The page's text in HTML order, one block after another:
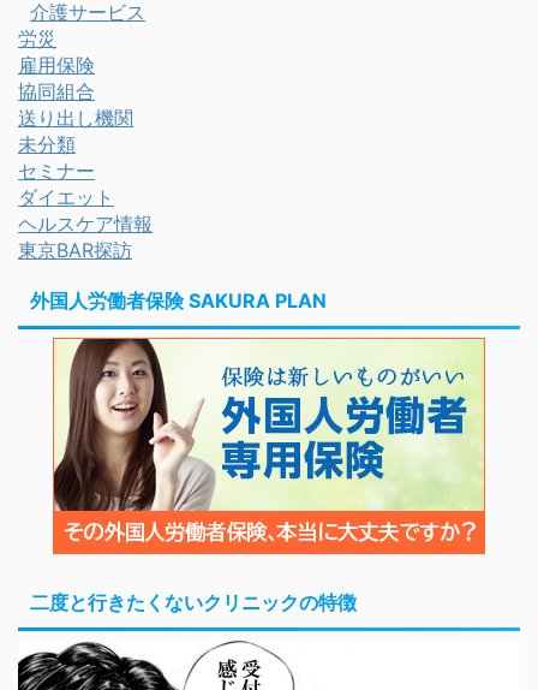
介護サービス
労災
雇用保険
協同組合
送り出し機関
未分類
セミナー
ダイエット
ヘルスケア情報
東京BAR探訪
外国人労働者保険 SAKURA PLAN
二度と行きたくないクリニックの特徴